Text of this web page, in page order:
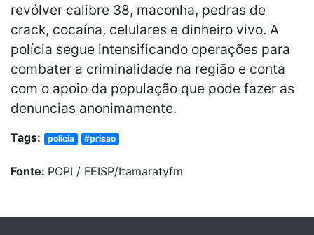
revólver calibre 38, maconha, pedras de
crack, cocaína, celulares e dinheiro vivo. A
polícia segue intensificando operações para
combater a criminalidade na região e conta
com o apoio da população que pode fazer as
denuncias anonimamente.
Tags: policia #prisao
Fonte: PCPI / FEISP/Itamaratyfm